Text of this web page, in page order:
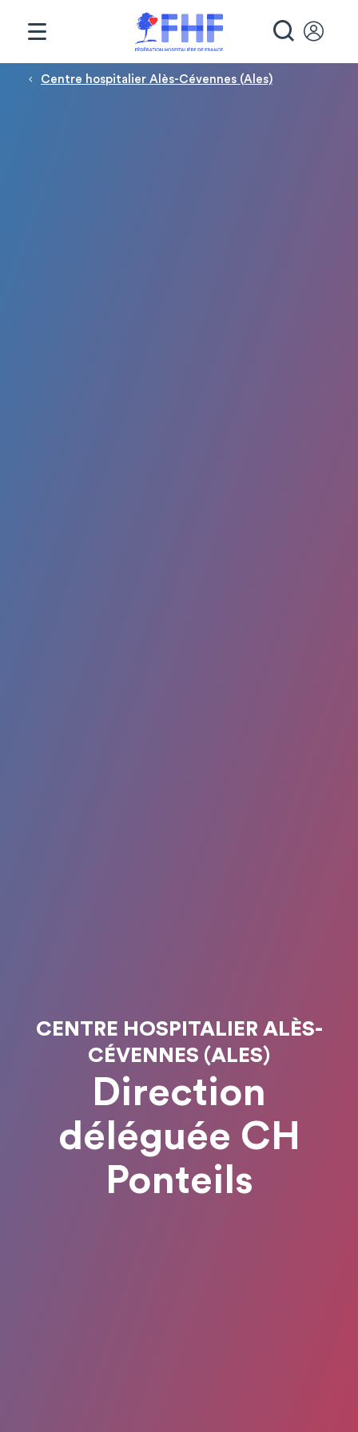
Fil d'Ariane
Centre hospitalier Alès-Cévennes (Ales)
CENTRE HOSPITALIER ALÈS-
CÉVENNES (ALES)
Direction
déléguée CH
Ponteils
Panneau de gestion des cookies